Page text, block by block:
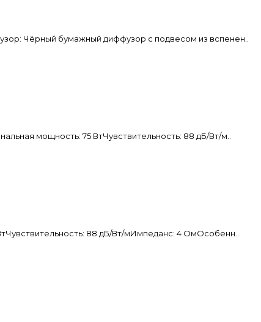
Чёрный бумажный диффузор с подвесом из вспенен..
мощность: 75 ВтЧувствительность: 88 дБ/Вт/м..
88 дБ/Вт/мИмпеданс: 4 ОмОсобенн..